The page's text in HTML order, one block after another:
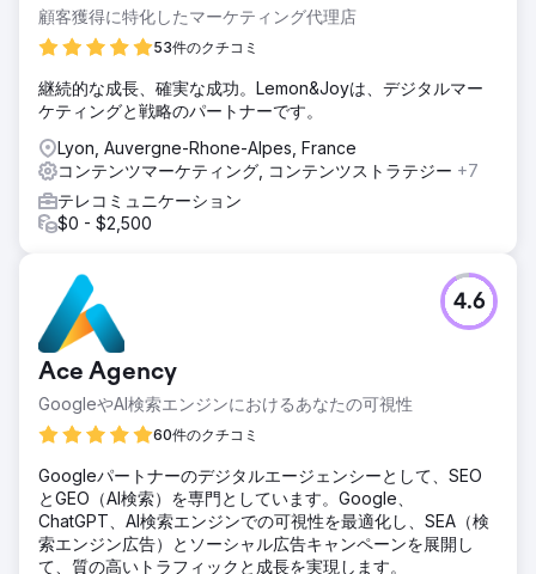
顧客獲得に特化したマーケティング代理店
53件のクチコミ
継続的な成長、確実な成功。Lemon&Joyは、デジタルマー
ケティングと戦略のパートナーです。
Lyon, Auvergne-Rhone-Alpes, France
コンテンツマーケティング, コンテンツストラテジー +7
テレコミュニケーション
$0 - $2,500
Ace Agency
GoogleやAI検索エンジンにおけるあなたの可視性
60件のクチコミ
4.6
Googleパートナーのデジタルエージェンシーとして、SEO
とGEO（AI検索）を専門としています。Google、
ChatGPT、AI検索エンジンでの可視性を最適化し、SEA（検
索エンジン広告）とソーシャル広告キャンペーンを展開し
て、質の高いトラフィックと成長を実現します。